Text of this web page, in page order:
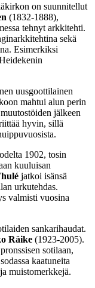
on suunnitellut
(1832-1888),
tehnyt arkkitehti.
sekä
Esimerkiksi
uusgoottilainen
mahtui alun perin
jälkeen
hyvin, sillä
1902, tosin
kuuluisan
jatkoi isänsä
urkutehdas.
valmisti vuosina
sankarihaudat.
Räike (1923-2005).
sotilaan,
kaatuneita
muistomerkkejä.